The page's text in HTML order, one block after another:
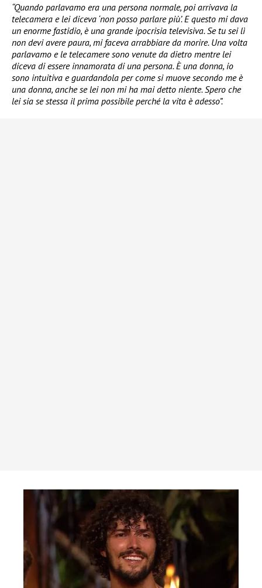
“Quando parlavamo era una persona normale, poi arrivava la
telecamera e lei diceva ‘non posso parlare più’. E questo mi dava
un enorme fastidio, è una grande ipocrisia televisiva. Se tu sei lì
non devi avere paura, mi faceva arrabbiare da morire. Una volta
parlavamo e le telecamere sono venute da dietro mentre lei
diceva di essere innamorata di una persona. È una donna, io
sono intuitiva e guardandola per come si muove secondo me è
una donna, anche se lei non mi ha mai detto niente. Spero che
lei sia se stessa il prima possibile perché la vita è adesso”.